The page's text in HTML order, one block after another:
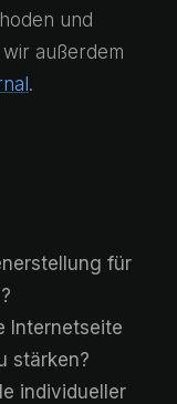
und
außerdem
.
für
Internetseite
stärken?
individueller